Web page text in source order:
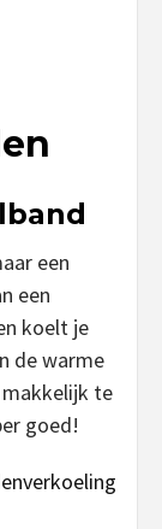
een
een
koelt je
de warme
makkelijk te
goed!